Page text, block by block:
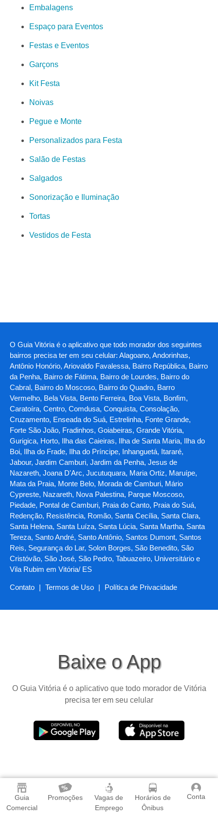
Guia
Comercial
Promoções
Vagas de
Emprego
Horários de
Ônibus
Conta
Embalagens
Espaço para Eventos
Festas e Eventos
Garçons
Kit Festa
Noivas
Pegue e Monte
Personalizados para Festa
Salão de Festas
Salgados
Sonorização e Iluminação
Tortas
Vestidos de Festa
O Guia Vitória é o aplicativo que todo morador dos seguintes
bairros precisa ter em seu celular: Alagoano, Andorinhas,
Antônio Honório, Ariovaldo Favalessa, Bairro República, Bairro
da Penha, Bairro de Fátima, Bairro de Lourdes, Bairro do
Cabral, Bairro do Moscoso, Bairro do Quadro, Barro
Vermelho, Bela Vista, Bento Ferreira, Boa Vista, Bonfim,
Caratoíra, Centro, Comdusa, Conquista, Consolação,
Cruzamento, Enseada do Suá, Estrelinha, Fonte Grande,
Forte São João, Fradinhos, Goiabeiras, Grande Vitória,
Gurigica, Horto, Ilha das Caieiras, Ilha de Santa Maria, Ilha do
Boi, Ilha do Frade, Ilha do Príncipe, Inhanguetá, Itararé,
Jabour, Jardim Camburi, Jardim da Penha, Jesus de
Nazareth, Joana D'Arc, Jucutuquara, Maria Ortiz, Maruípe,
Mata da Praia, Monte Belo, Morada de Camburi, Mário
Cypreste, Nazareth, Nova Palestina, Parque Moscoso,
Piedade, Pontal de Camburi, Praia do Canto, Praia do Suá,
Redenção, Resistência, Romão, Santa Cecília, Santa Clara,
Santa Helena, Santa Luíza, Santa Lúcia, Santa Martha, Santa
Tereza, Santo André, Santo Antônio, Santos Dumont, Santos
Reis, Segurança do Lar, Solon Borges, São Benedito, São
Cristóvão, São José, São Pedro, Tabuazeiro, Universitário e
Vila Rubim em Vitória/ ES
Contato | Termos de Uso | Política de Privacidade
Baixe o App
O Guia Vitória é o aplicativo que todo morador de Vitória
precisa ter em seu celular